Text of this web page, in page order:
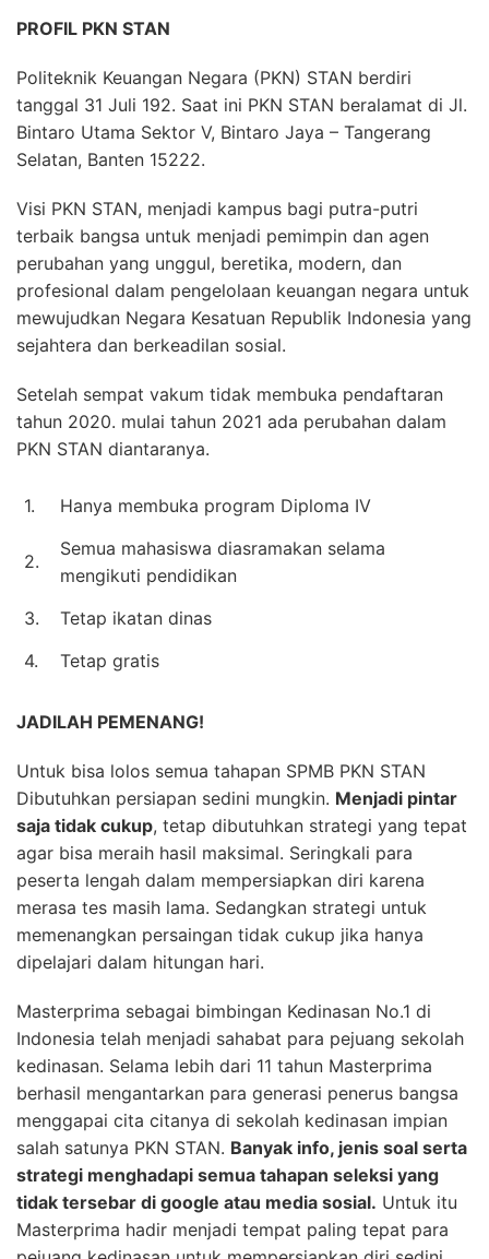
PROFIL PKN STAN
Politeknik Keuangan Negara (PKN) STAN berdiri
tanggal 31 Juli 192. Saat ini PKN STAN beralamat di Jl.
Bintaro Utama Sektor V, Bintaro Jaya – Tangerang
Selatan, Banten 15222.
Visi PKN STAN, menjadi kampus bagi putra-putri
terbaik bangsa untuk menjadi pemimpin dan agen
perubahan yang unggul, beretika, modern, dan
profesional dalam pengelolaan keuangan negara untuk
mewujudkan Negara Kesatuan Republik Indonesia yang
sejahtera dan berkeadilan sosial.
Setelah sempat vakum tidak membuka pendaftaran
tahun 2020. mulai tahun 2021 ada perubahan dalam
PKN STAN diantaranya.
1. Hanya membuka program Diploma IV
2.
Semua mahasiswa diasramakan selama
mengikuti pendidikan
3.
Tetap ikatan dinas
4.
Tetap gratis
JADILAH PEMENANG!
Untuk bisa lolos semua tahapan SPMB PKN STAN
Dibutuhkan persiapan sedini mungkin. Menjadi pintar
saja tidak cukup, tetap dibutuhkan strategi yang tepat
agar bisa meraih hasil maksimal. Seringkali para
peserta lengah dalam mempersiapkan diri karena
merasa tes masih lama. Sedangkan strategi untuk
memenangkan persaingan tidak cukup jika hanya
dipelajari dalam hitungan hari.
Masterprima sebagai bimbingan Kedinasan No.1 di
Indonesia telah menjadi sahabat para pejuang sekolah
kedinasan. Selama lebih dari 11 tahun Masterprima
berhasil mengantarkan para generasi penerus bangsa
menggapai cita citanya di sekolah kedinasan impian
salah satunya PKN STAN. Banyak info, jenis soal serta
strategi menghadapi semua tahapan seleksi yang
tidak tersebar di google atau media sosial. Untuk itu
Masterprima hadir menjadi tempat paling tepat para